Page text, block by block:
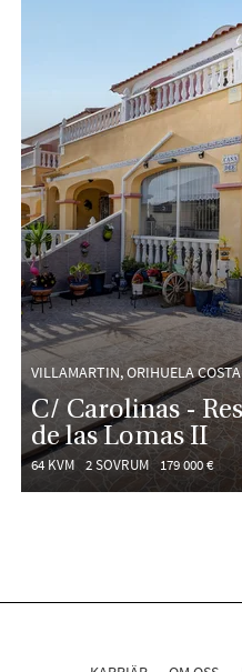
VILLAMARTIN, ORIHUELA COSTA
C/ Carolinas -
de las Lomas II
64 KVM 2 SOVRUM 179 000 €